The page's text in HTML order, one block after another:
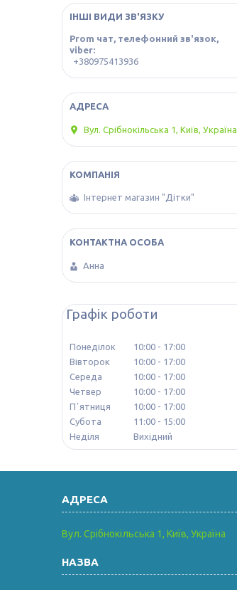
ІНШІ ВИДИ ЗВ'ЯЗКУ
Prom чат, телефонний зв'язок,
viber
+380975413936
Вул. Срібнокільська 1, Київ, Україна
Інтернет магазин "Дітки"
Анна
Графік роботи
Понеділок 10:00
17:00
Вівторок
10:00
17:00
Середа
10:00
17:00
Четвер
10:00
17:00
Пʼятниця
10:00
17:00
Субота
11:00
15:00
Неділя
Вихідний
Вул. Срібнокільська 1, Київ, Україна